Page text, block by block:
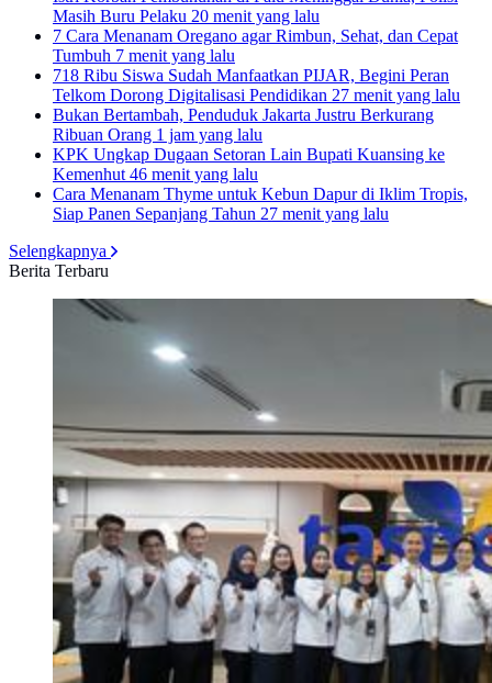
Masih Buru Pelaku 20 menit yang lalu
7 Cara Menanam Oregano agar Rimbun, Sehat, dan Cepat
Tumbuh 7 menit yang lalu
718 Ribu Siswa Sudah Manfaatkan PIJAR, Begini Peran
Telkom Dorong Digitalisasi Pendidikan 27 menit yang lalu
Bukan Bertambah, Penduduk Jakarta Justru Berkurang
Ribuan Orang 1 jam yang lalu
KPK Ungkap Dugaan Setoran Lain Bupati Kuansing ke
Kemenhut 46 menit yang lalu
Cara Menanam Thyme untuk Kebun Dapur di Iklim Tropis,
Siap Panen Sepanjang Tahun 27 menit yang lalu
Selengkapnya
Berita Terbaru